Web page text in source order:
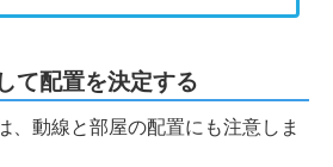
て配置を決定する
、動線と部屋の配置にも注意しま